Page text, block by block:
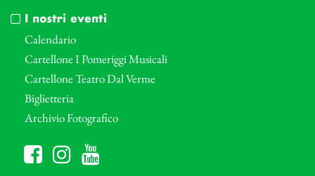
I nostri eventi
Calendario
Cartellone I Pomeriggi Musicali
Cartellone Teatro Dal Verme
Biglietteria
Archivio Fotografico